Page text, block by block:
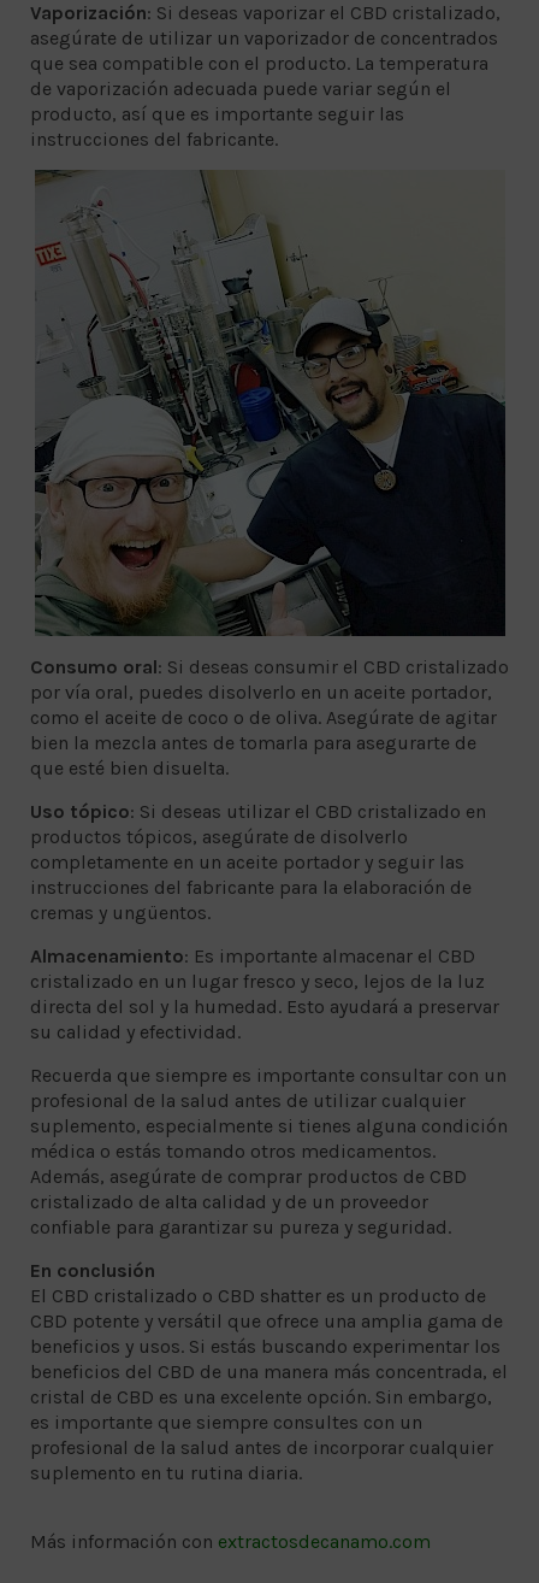
Vaporización: Si deseas vaporizar el CBD cristalizado,
asegúrate de utilizar un vaporizador de concentrados
que sea compatible con el producto. La temperatura
de vaporización adecuada puede variar según el
producto, así que es importante seguir las
instrucciones del fabricante.
Consumo oral: Si deseas consumir el CBD cristalizado
por vía oral, puedes disolverlo en un aceite portador,
como el aceite de coco o de oliva. Asegúrate de agitar
bien la mezcla antes de tomarla para asegurarte de
que esté bien disuelta.
Uso tópico: Si deseas utilizar el CBD cristalizado en
productos tópicos, asegúrate de disolverlo
completamente en un aceite portador y seguir las
instrucciones del fabricante para la elaboración de
cremas y ungüentos.
Almacenamiento: Es importante almacenar el CBD
cristalizado en un lugar fresco y seco, lejos de la luz
directa del sol y la humedad. Esto ayudará a preservar
su calidad y efectividad.
Recuerda que siempre es importante consultar con un
profesional de la salud antes de utilizar cualquier
suplemento, especialmente si tienes alguna condición
médica o estás tomando otros medicamentos.
Además, asegúrate de comprar productos de CBD
cristalizado de alta calidad y de un proveedor
confiable para garantizar su pureza y seguridad.
En conclusión
El CBD cristalizado o CBD shatter es un producto de
CBD potente y versátil que ofrece una amplia gama de
beneficios y usos. Si estás buscando experimentar los
beneficios del CBD de una manera más concentrada, el
cristal de CBD es una excelente opción. Sin embargo,
es importante que siempre consultes con un
profesional de la salud antes de incorporar cualquier
suplemento en tu rutina diaria.
Más información con extractosdecanamo.com